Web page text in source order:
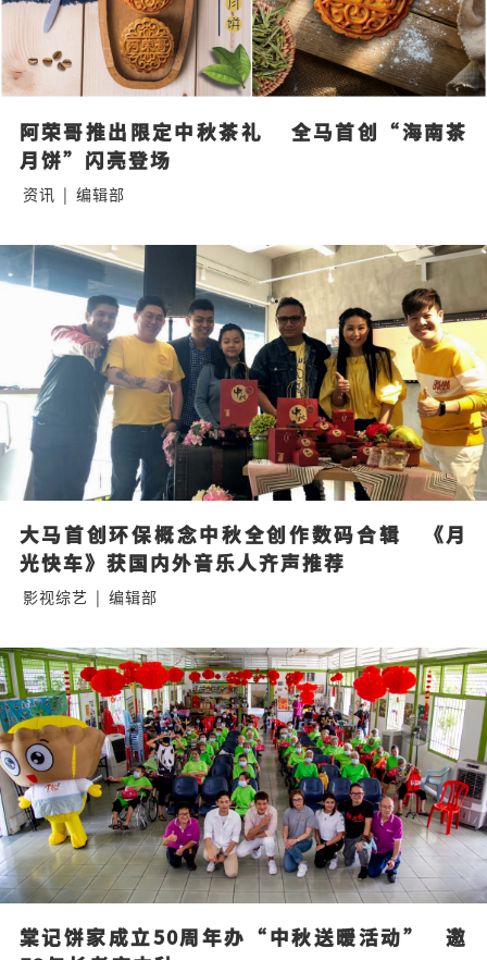
阿荣哥推出限定中秋茶礼    全马首创“海南茶
月饼”闪亮登场
资讯 | 编辑部
大马首创环保概念中秋全创作数码合辑   《月
光快车》获国内外音乐人齐声推荐
影视综艺 | 编辑部
棠记饼家成立50周年办“中秋送暖活动”   邀